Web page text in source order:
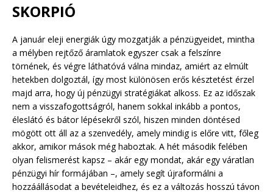
SKORPIÓ
A január eleji energiák úgy mozgatják a pénzügyeidet, mintha
a mélyben rejtőző áramlatok egyszer csak a felszínre
törnének, és végre láthatóvá válna mindaz, amiért az elmúlt
hetekben dolgoztál, így most különösen erős késztetést érzel
majd arra, hogy új pénzügyi stratégiákat alkoss. Ez az időszak
nem a visszafogottságról, hanem sokkal inkább a pontos,
éleslátó és bátor lépésekről szól, hiszen minden döntésed
mögött ott áll az a szenvedély, amely mindig is előre vitt, főleg
akkor, amikor mások még haboztak. A hét második felében
olyan felismerést kapsz – akár egy mondat, akár egy váratlan
pénzügyi hír formájában –, amely segít újraformálni a
hozzáállásodat a bevételeidhez, és ez a változás hosszú távon